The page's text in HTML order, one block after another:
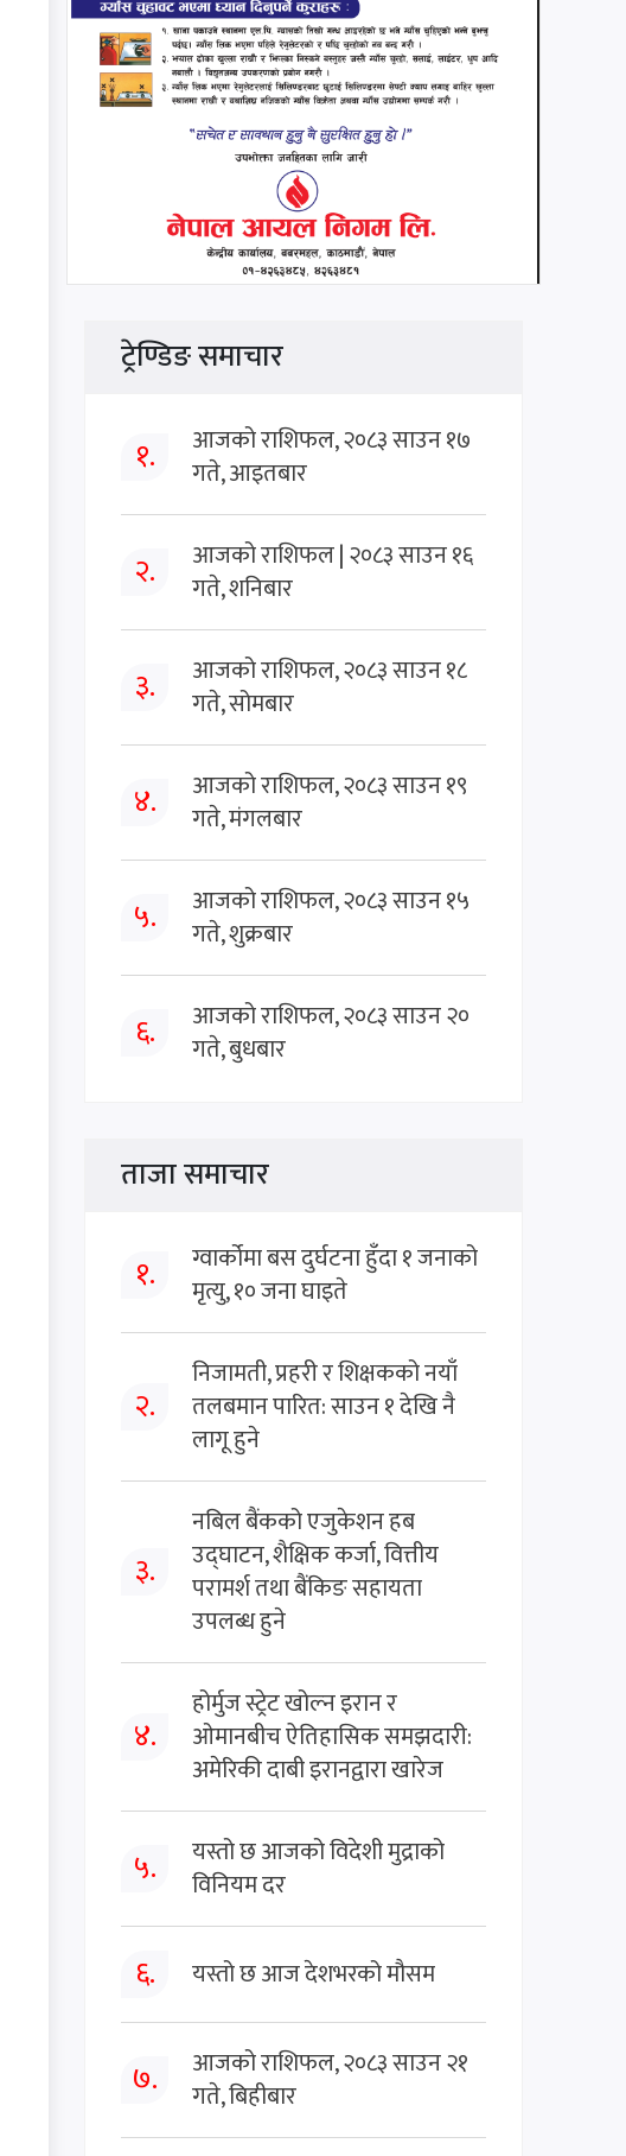
ट्रेण्डिङ समाचार
१.
आजको राशिफल, २०८३ साउन १७
गते, आइतबार
२.
आजको राशिफल | २०८३ साउन १६
गते, शनिबार
३.
आजको राशिफल, २०८३ साउन १८
गते, सोमबार
४.
आजको राशिफल, २०८३ साउन १९
गते, मंगलबार
५.
आजको राशिफल, २०८३ साउन १५
गते, शुक्रबार
६.
आजको राशिफल, २०८३ साउन २०
गते, बुधबार
ताजा समाचार
१.
ग्वार्कोमा बस दुर्घटना हुँदा १ जनाको
मृत्यु, १० जना घाइते
२.
निजामती, प्रहरी र शिक्षकको नयाँ
तलबमान पारित: साउन १ देखि नै
लागू हुने
३.
नबिल बैंकको एजुकेशन हब
उद्घाटन, शैक्षिक कर्जा, वित्तीय
परामर्श तथा बैंकिङ सहायता
उपलब्ध हुने
४.
होर्मुज स्ट्रेट खोल्न इरान र
ओमानबीच ऐतिहासिक समझदारी:
अमेरिकी दाबी इरानद्वारा खारेज
५.
यस्तो छ आजको विदेशी मुद्राको
विनियम दर
६. यस्तो छ आज देशभरको मौसम
७.
आजको राशिफल, २०८३ साउन २१
गते, बिहीबार